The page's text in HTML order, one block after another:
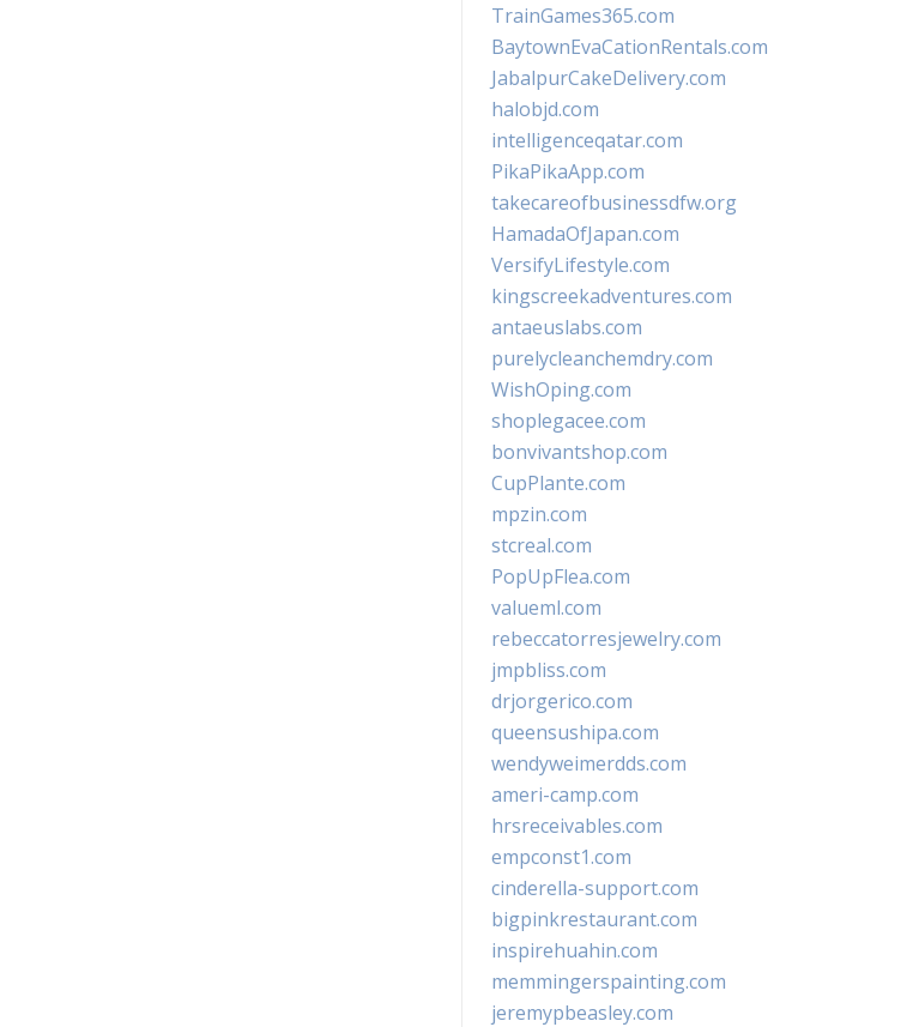
TrainGames365.com
BaytownEvaCationRentals.com
JabalpurCakeDelivery.com
halobjd.com
intelligenceqatar.com
PikaPikaApp.com
takecareofbusinessdfw.org
HamadaOfJapan.com
VersifyLifestyle.com
kingscreekadventures.com
antaeuslabs.com
purelycleanchemdry.com
WishOping.com
shoplegacee.com
bonvivantshop.com
CupPlante.com
mpzin.com
stcreal.com
PopUpFlea.com
valueml.com
rebeccatorresjewelry.com
jmpbliss.com
drjorgerico.com
queensushipa.com
wendyweimerdds.com
ameri-camp.com
hrsreceivables.com
empconst1.com
cinderella-support.com
bigpinkrestaurant.com
inspirehuahin.com
memmingerspainting.com
jeremypbeasley.com